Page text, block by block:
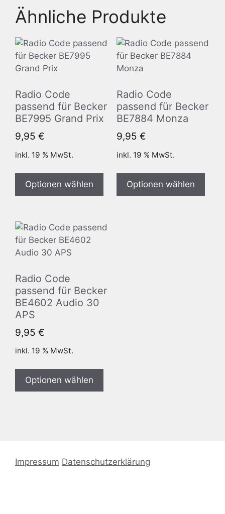
Ähnliche Produkte
Radio Code
passend für Becker
BE7995 Grand Prix
9,95 €
inkl. 19 % MwSt.
Optionen wählen
Radio Code
passend für Becker
BE7884 Monza
9,95 €
inkl. 19 % MwSt.
Optionen wählen
Radio Code
passend für Becker
BE4602 Audio 30
APS
9,95 €
inkl. 19 % MwSt.
Optionen wählen
Impressum Datenschutzerklärung